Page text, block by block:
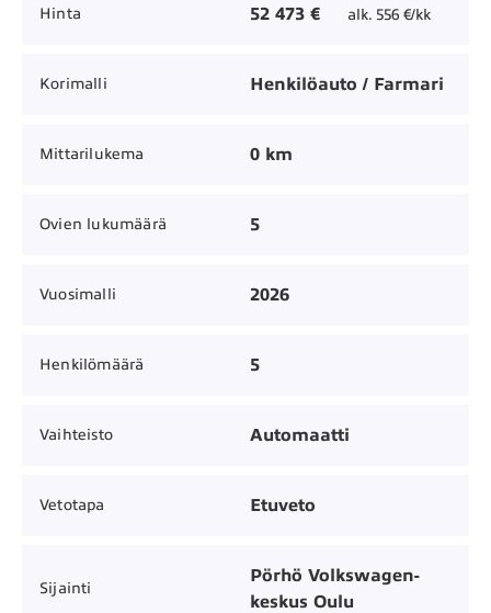
Hinta 52 473 € alk. 556 €/kk
Korimalli Henkilöauto / Farmari
Mittarilukema 0 km
Ovien lukumäärä 5
Vuosimalli 2026
Henkilömäärä 5
Vaihteisto Automaatti
Vetotapa Etuveto
Sijainti
Pörhö Volkswagen-
keskus Oulu